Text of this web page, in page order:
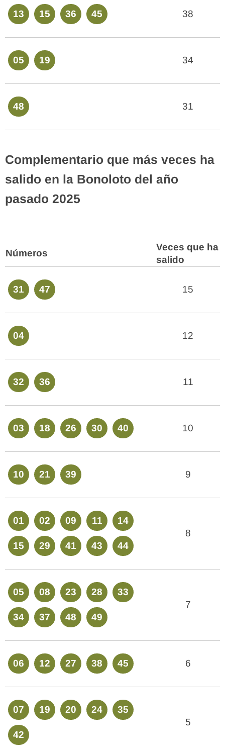
13 15 36 45 38
05 19 34
48 31
Complementario que más veces ha
salido en la Bonoloto del año
pasado 2025
Números
Veces que ha
salido
31 47 15
04 12
32 36 11
03 18 26 30 40 10
10 21 39 9
01 02 09 11 14
15 29 41 43 44
8
05 08 23 28 33
34 37 48 49
7
06 12 27 38 45 6
07 19 20 24 35
42
5